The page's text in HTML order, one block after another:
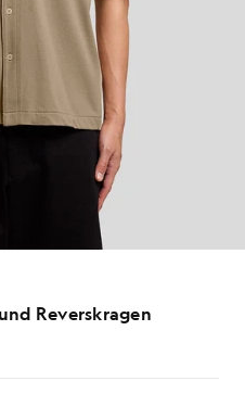
Reverskragen